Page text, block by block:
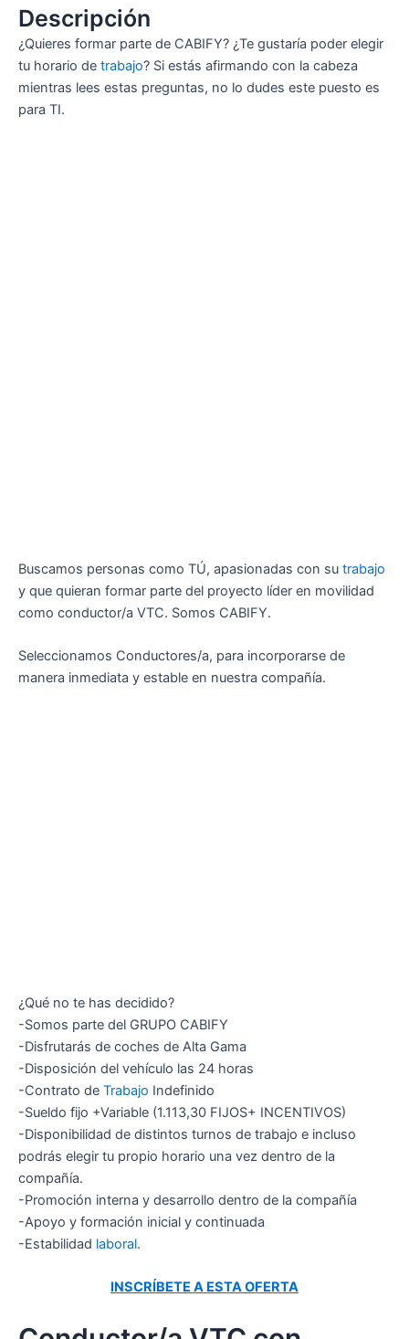
Descripción
¿Quieres formar parte de CABIFY? ¿Te gustaría poder elegir
tu horario de trabajo? Si estás afirmando con la cabeza
mientras lees estas preguntas, no lo dudes este puesto es
para TI.
Buscamos personas como TÚ, apasionadas con su trabajo
y que quieran formar parte del proyecto líder en movilidad
como conductor/a VTC. Somos CABIFY.
Seleccionamos Conductores/a, para incorporarse de
manera inmediata y estable en nuestra compañía.
¿Qué no te has decidido?
-Somos parte del GRUPO CABIFY
-Disfrutarás de coches de Alta Gama
-Disposición del vehículo las 24 horas
-Contrato de Trabajo Indefinido
-Sueldo fijo +Variable (1.113,30 FIJOS+ INCENTIVOS)
-Disponibilidad de distintos turnos de trabajo e incluso
podrás elegir tu propio horario una vez dentro de la
compañía.
-Promoción interna y desarrollo dentro de la compañía
-Apoyo y formación inicial y continuada
-Estabilidad laboral.
INSCRÍBETE A ESTA OFERTA